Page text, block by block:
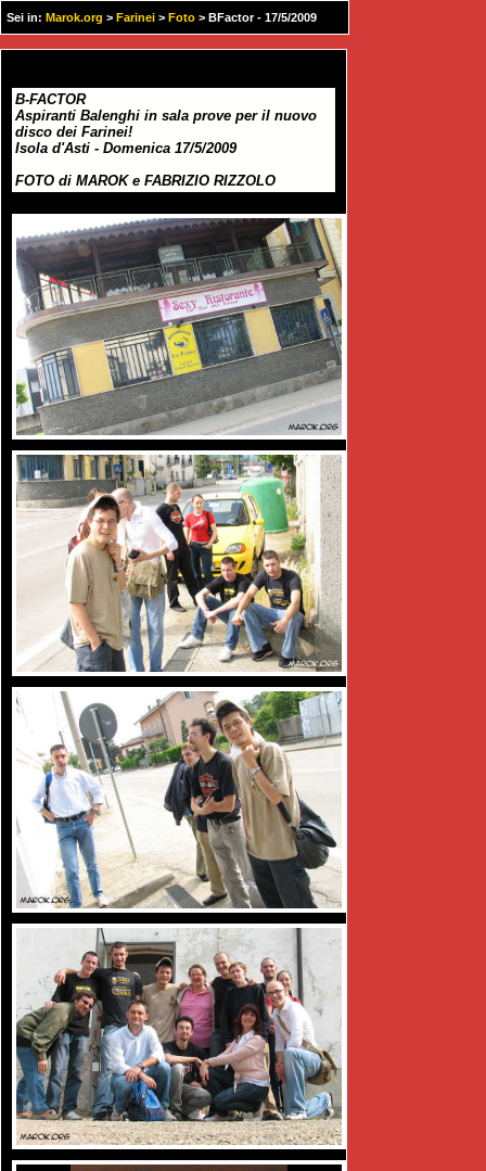
Sei in: Marok.org > Farinei > Foto > BFactor - 17/5/2009
B-FACTOR
Aspiranti Balenghi in sala prove per il nuovo
disco dei Farinei!
Isola d'Asti - Domenica 17/5/2009
FOTO di MAROK e FABRIZIO RIZZOLO